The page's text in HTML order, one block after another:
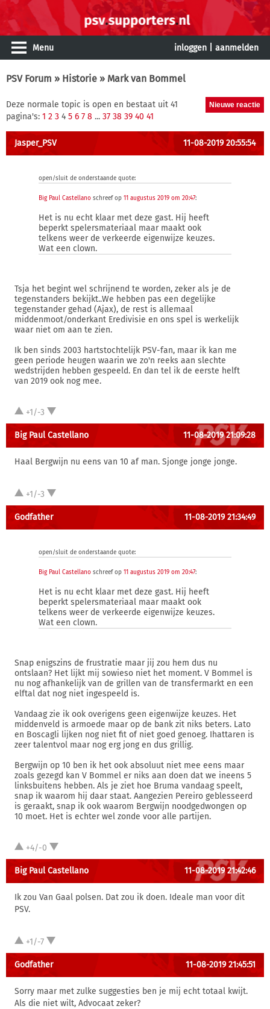
Menu inloggen aanmelden
PSV Forum » Historie » Mark van Bommel
Deze normale topic is open en bestaat uit 41
pagina's: 1 2 3 4 5 6 7 8 ... 37 38 39 40 41
Jasper_PSV 11-08-2019 20:55:54
open/sluit de onderstaande quote:
Big Paul Castellano schreef op 11 augustus 2019 om 20:47:
Het is nu echt klaar met deze gast. Hij heeft
beperkt spelersmateriaal maar maakt ook
telkens weer de verkeerde eigenwijze keuzes.
Wat een clown.
Tsja het begint wel schrijnend te worden, zeker als je de
tegenstanders bekijkt..We hebben pas een degelijke
tegenstander gehad (Ajax), de rest is allemaal
middenmoot/onderkant Eredivisie en ons spel is werkelijk
waar niet om aan te zien.
Ik ben sinds 2003 hartstochtelijk PSV-fan, maar ik kan me
geen periode heugen waarin we zo'n reeks aan slechte
wedstrijden hebben gespeeld. En dan tel ik de eerste helft
van 2019 ook nog mee.
+1/-3
Big Paul Castellano 11-08-2019 21:09:28
Haal Bergwijn nu eens van 10 af man. Sjonge jonge jonge.
+1/-3
Godfather 11-08-2019 21:34:49
open/sluit de onderstaande quote:
Big Paul Castellano schreef op 11 augustus 2019 om 20:47:
Het is nu echt klaar met deze gast. Hij heeft
beperkt spelersmateriaal maar maakt ook
telkens weer de verkeerde eigenwijze keuzes.
Wat een clown.
Snap enigszins de frustratie maar jij zou hem dus nu
ontslaan? Het lijkt mij sowieso niet het moment. V Bommel is
nu nog afhankelijk van de grillen van de transfermarkt en een
elftal dat nog niet ingespeeld is.
Vandaag zie ik ook overigens geen eigenwijze keuzes. Het
middenveld is armoede maar op de bank zit niks beters. Lato
en Boscagli lijken nog niet fit of niet goed genoeg. Ihattaren is
zeer talentvol maar nog erg jong en dus grillig.
Bergwijn op 10 ben ik het ook absoluut niet mee eens maar
zoals gezegd kan V Bommel er niks aan doen dat we ineens 5
linksbuitens hebben. Als je ziet hoe Bruma vandaag speelt,
snap ik waarom hij daar staat. Aangezien Pereiro geblesseerd
is geraakt, snap ik ook waarom Bergwijn noodgedwongen op
10 moet. Het is echter wel zonde voor alle partijen.
+4/-0
Big Paul Castellano 11-08-2019 21:42:46
Ik zou Van Gaal polsen. Dat zou ik doen. Ideale man voor dit
PSV.
+1/-7
Godfather 11-08-2019 21:45:51
Sorry maar met zulke suggesties ben je mij echt totaal kwijt.
Als die niet wilt, Advocaat zeker?